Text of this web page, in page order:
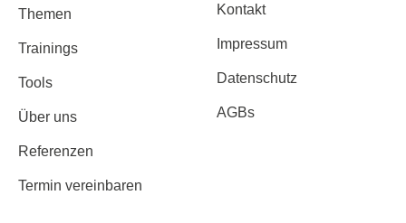
Themen
Trainings
Tools
Über uns
Referenzen
Termin vereinbaren
Kontakt
Impressum
Datenschutz
AGBs